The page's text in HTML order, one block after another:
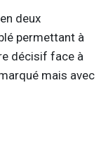
deux
permettant à
décisif face à
mais avec